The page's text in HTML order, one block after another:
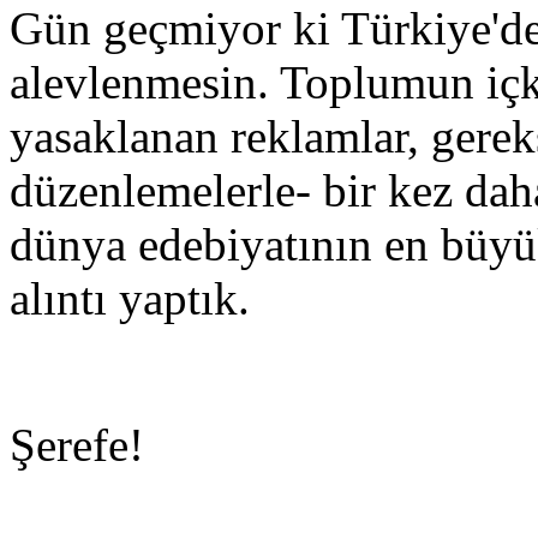
Gün geçmiyor ki
alevlenmesin. Toplumun
yasaklanan reklamlar,
düzenlemelerle- bir kez
dünya edebiyatının en
alıntı yaptık.
Şerefe!